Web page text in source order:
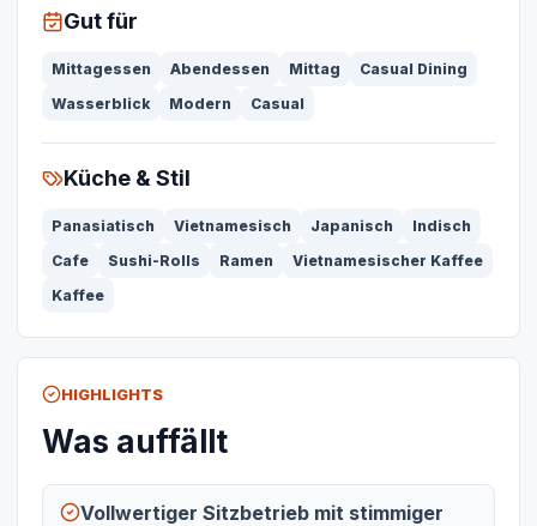
Gut für
Mittagessen Abendessen Mittag
Casual Dining
Wasserblick
Modern Casual
Küche & Stil
Panasiatisch Vietnamesisch Japanisch
Indisch
Cafe
Sushi-Rolls Ramen
Vietnamesischer Kaffee
Kaffee
HIGHLIGHTS
Was auffällt
Vollwertiger Sitzbetrieb mit stimmiger